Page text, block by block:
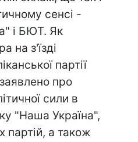
сенсі -
і БЮТ. Як
на з'їзді
партії
про
сили в
"Наша Україна",
партій, а також